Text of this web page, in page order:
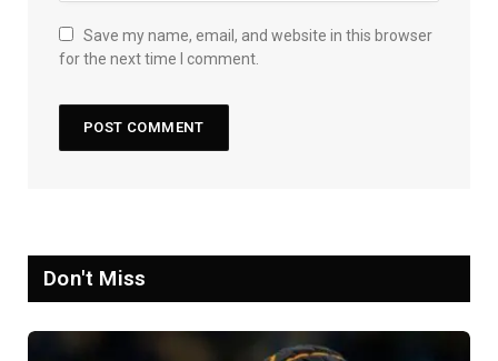
Save my name, email, and website in this browser
for the next time I comment.
Don't Miss